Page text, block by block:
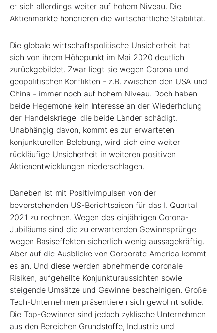
er sich allerdings weiter auf hohem Niveau. Die
Aktienmärkte honorieren die wirtschaftliche Stabilität.
Die globale wirtschaftspolitische Unsicherheit hat
sich von ihrem Höhepunkt im Mai 2020 deutlich
zurückgebildet. Zwar liegt sie wegen Corona und
geopolitischen Konflikten - z.B. zwischen den USA und
China - immer noch auf hohem Niveau. Doch haben
beide Hegemone kein Interesse an der Wiederholung
der Handelskriege, die beide Länder schädigt.
Unabhängig davon, kommt es zur erwarteten
konjunkturellen Belebung, wird sich eine weiter
rückläufige Unsicherheit in weiteren positiven
Aktienentwicklungen niederschlagen.
Daneben ist mit Positivimpulsen von der
bevorstehenden US-Berichtsaison für das I. Quartal
2021 zu rechnen. Wegen des einjährigen Corona-
Jubiläums sind die zu erwartenden Gewinnsprünge
wegen Basiseffekten sicherlich wenig aussagekräftig.
Aber auf die Ausblicke von Corporate America kommt
es an. Und diese werden abnehmende coronale
Risiken, aufgehellte Konjunkturaussichten sowie
steigende Umsätze und Gewinne bescheinigen. Große
Tech-Unternehmen präsentieren sich gewohnt solide.
Die Top-Gewinner sind jedoch zyklische Unternehmen
aus den Bereichen Grundstoffe, Industrie und